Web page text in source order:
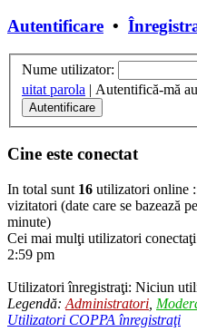
Autentificare •
Nume utilizator:
uitat parola | Autentifică-mă
Cine este conectat
In total sunt 16 utilizatori online
vizitatori (date care se bazează
minute)
Cei mai mulţi utilizatori
2:59 pm
Utilizatori înregistraţi: Niciun
Legendă: Administratori
Utilizatori COPPA înregistraţi